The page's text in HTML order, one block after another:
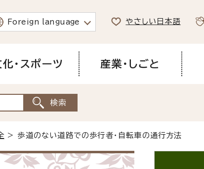
Foreign language やさしい日本語
化・スポーツ 産業・しごと
> 歩道のない道路での歩行者・自転車の通行方法